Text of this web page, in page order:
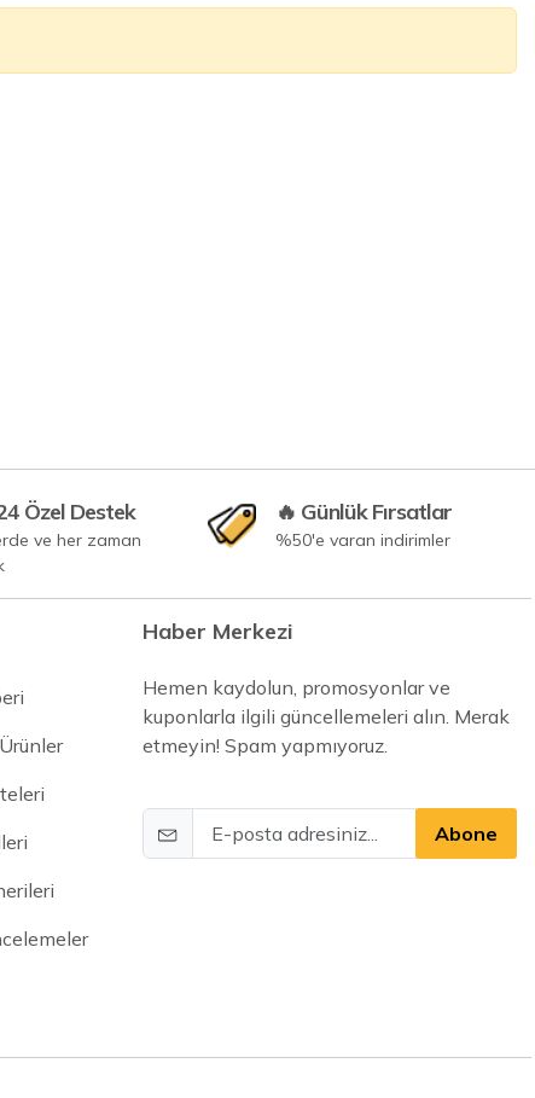
Özel Destek
ve her zaman
🔥 Günlük Fırsatlar
%50'e varan indirimler
Haber Merkezi
Hemen kaydolun, promosyonlar ve
kuponlarla ilgili güncellemeleri alın. Merak
etmeyin! Spam yapmıyoruz.
Abone